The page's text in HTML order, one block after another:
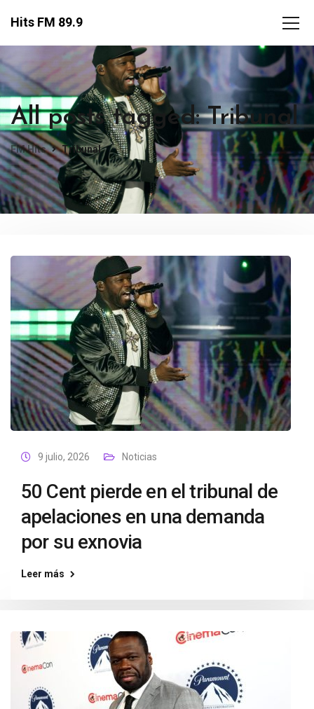
Hits FM 89.9
All posts tagged: Tribunal
FM Hits Tribunal
9 julio, 2026 Noticias
50 Cent pierde en el tribunal de
apelaciones en una demanda
por su exnovia
Leer más